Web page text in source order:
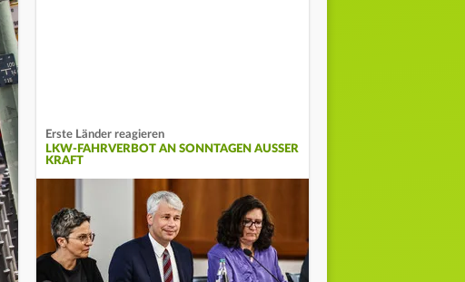
Erste Länder reagieren
LKW-FAHRVERBOT AN SONNTAGEN AUSSER K
RAFT